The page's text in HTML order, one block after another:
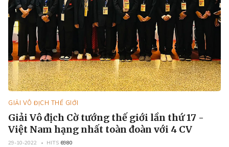
GIẢI VÔ ĐỊCH THẾ GIỚI
Giải Vô địch Cờ tướng thế giới lần thứ 17 -
Việt Nam hạng nhất toàn đoàn với 4 CV
29-10-2022 HITS 6980